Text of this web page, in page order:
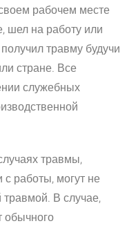
рабочем месте
шел на работу или
травму будучи
стране. Все
служебных
травмы,
работы, могут не
В случае,
обычного